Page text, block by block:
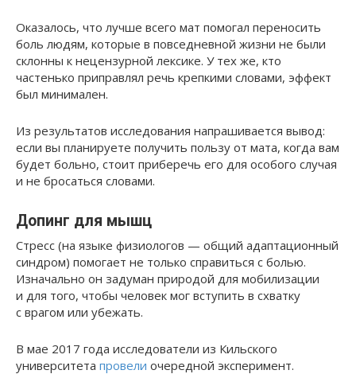
Оказалось, что лучше всего мат помогал переносить
боль людям, которые в повседневной жизни не были
склонны к нецензурной лексике. У тех же, кто
частенько приправлял речь крепкими словами, эффект
был минимален.
Из результатов исследования напрашивается вывод:
если вы планируете получить пользу от мата, когда вам
будет больно, стоит приберечь его для особого случая
и не бросаться словами.
Допинг для мышц
Стресс (на языке физиологов — общий адаптационный
синдром) помогает не только справиться с болью.
Изначально он задуман природой для мобилизации
и для того, чтобы человек мог вступить в схватку
с врагом или убежать.
В мае 2017 года исследователи из Кильского
университета провели очередной эксперимент.